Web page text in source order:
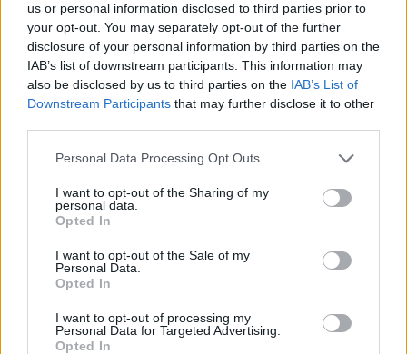
us or personal information disclosed to third parties prior to
your opt-out. You may separately opt-out of the further
disclosure of your personal information by third parties on the
IAB’s list of downstream participants. This information may
also be disclosed by us to third parties on the IAB’s List of
Downstream Participants that may further disclose it to other
Please note that this website/app uses one or more Google
not limited to your visit or usage behaviour. You may click to
grant or deny consent to Google and its third-party tags to
use your data for below specified purposes in below Google
consent section.
Personal Data Processing Opt Outs
I want to opt-out of the Sharing of my
personal data.
Opted In
I want to opt-out of the Sale of my
Personal Data.
Opted In
I want to opt-out of processing my
Personal Data for Targeted Advertising.
Opted In
staff